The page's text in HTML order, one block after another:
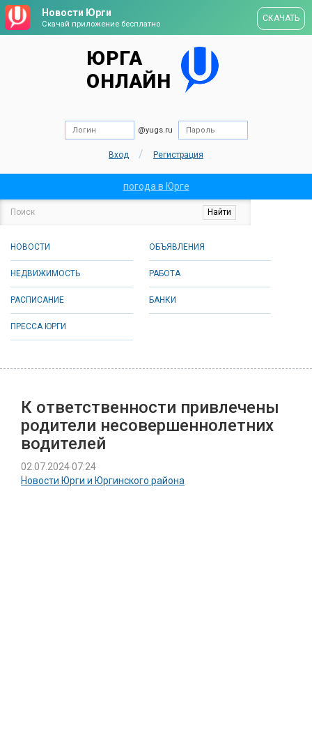
Новости Юрги
Скачай приложение бесплатно
СКАЧАТЬ
ЮРГА
ОНЛАЙН
@yugs.ru
Вход / Регистрация
погода в Юрге
НОВОСТИ ОБЪЯВЛЕНИЯ
НЕДВИЖИМОСТЬ РАБОТА
РАСПИСАНИЕ БАНКИ
ПРЕССА ЮРГИ
К ответственности привлечены
родители несовершеннолетних
водителей
02.07.2024 07:24
Новости Юрги и Юргинского района